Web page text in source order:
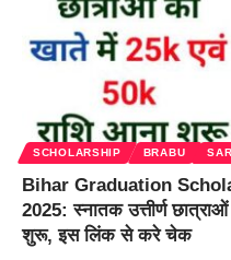
SCHOLARSHIP BRABU
Bihar Graduation
2025: स्नातक उत्तीर्ण
शुरू, इस लिंक से करे चेक